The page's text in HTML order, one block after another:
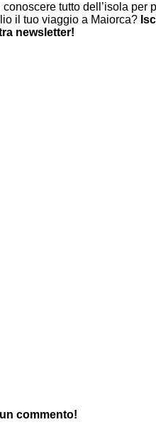
conoscere tutto dell’isola per
il tuo viaggio a Maiorca?
newsletter!
commento!